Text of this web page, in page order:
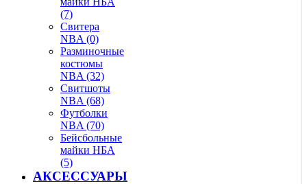
(7)
Свитера
NBA (0)
Разминочные
костюмы
NBA (32)
Свитшоты
NBA (68)
Футболки
NBA (70)
Бейсбольные
майки НБА
(5)
АКСЕССУАРЫ